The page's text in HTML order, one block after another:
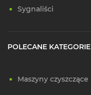
Sygnaliści
POLECANE KATEGORIE
Maszyny czyszczące